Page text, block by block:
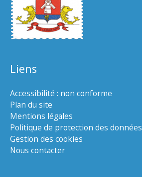
Liens
Accessibilité : non conforme
Plan du site
Mentions légales
Politique de protection des données
Gestion des cookies
Nous contacter